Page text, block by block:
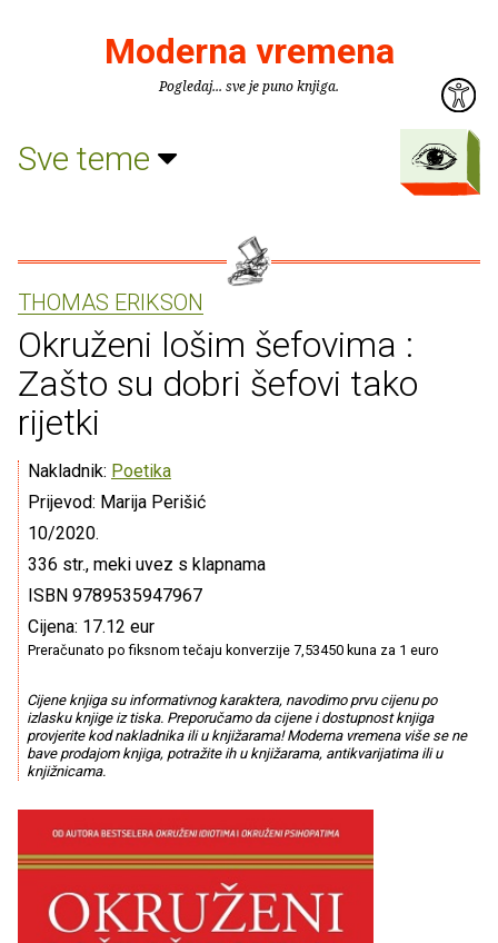
Moderna vremena
Pogledaj... sve je puno knjiga.
Sve teme
THOMAS ERIKSON
Okruženi lošim šefovima :
Zašto su dobri šefovi tako
rijetki
Nakladnik: Poetika
Prijevod: Marija Perišić
10/2020.
336 str., meki uvez s klapnama
ISBN 9789535947967
Cijena: 17.12 eur
Preračunato po fiksnom tečaju konverzije 7,53450 kuna za 1 euro
Cijene knjiga su informativnog karaktera, navodimo prvu cijenu po
izlasku knjige iz tiska. Preporučamo da cijene i dostupnost knjiga
provjerite kod nakladnika ili u knjižarama! Moderna vremena više se ne
bave prodajom knjiga, potražite ih u knjižarama, antikvarijatima ili u
knjižnicama.